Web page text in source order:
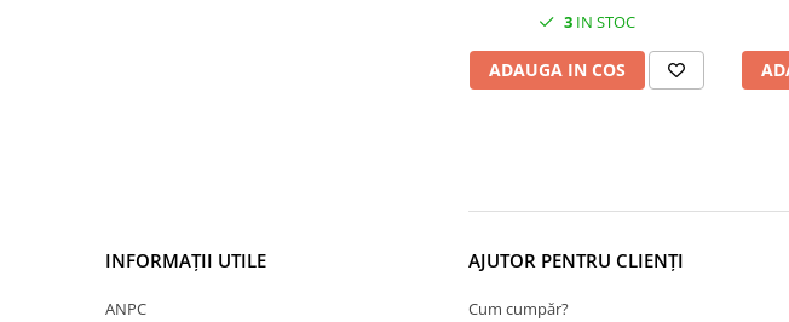
3IN STOC
ADAUGA IN COS
INFORMAȚII UTILE
ANPC
AJUTOR PENTRU CLIENȚI
Cum cumpăr?